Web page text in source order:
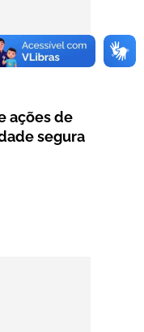
ações de
segura